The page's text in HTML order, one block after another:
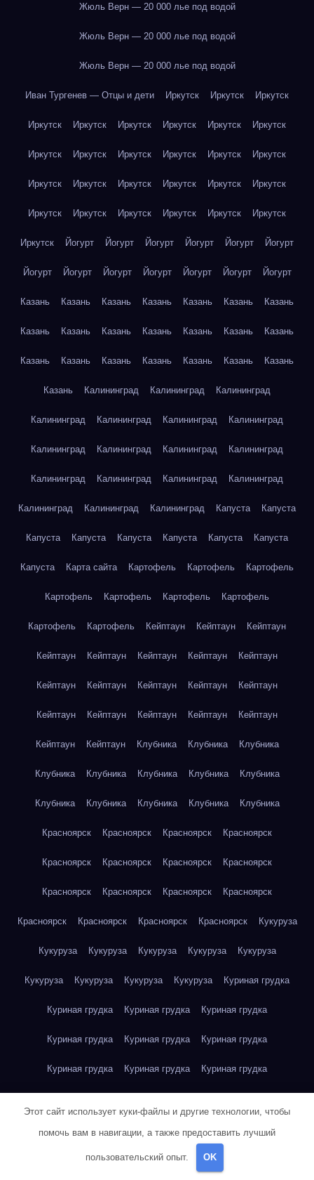
Жюль Верн — 20 000 лье под водой
Жюль Верн — 20 000 лье под водой
Жюль Верн — 20 000 лье под водой
Иван Тургенев — Отцы и дети Иркутск Иркутск Иркутск
Иркутск Иркутск Иркутск Иркутск Иркутск Иркутск
Иркутск Иркутск Иркутск Иркутск Иркутск Иркутск
Иркутск Иркутск Иркутск Иркутск Иркутск Иркутск
Иркутск Иркутск Иркутск Иркутск Иркутск Иркутск
Иркутск Йогурт Йогурт Йогурт Йогурт Йогурт Йогурт
Йогурт Йогурт Йогурт Йогурт Йогурт Йогурт Йогурт
Казань Казань Казань Казань Казань Казань Казань
Казань Казань Казань Казань Казань Казань Казань
Казань Казань Казань Казань Казань Казань Казань
Казань Калининград Калининград Калининград
Калининград Калининград Калининград Калининград
Калининград Калининград Калининград Калининград
Калининград Калининград Калининград Калининград
Калининград Калининград Калининград Капуста Капуста
Капуста Капуста Капуста Капуста Капуста Капуста
Капуста Карта сайта Картофель Картофель Картофель
Картофель Картофель Картофель Картофель
Картофель Картофель Кейптаун Кейптаун Кейптаун
Кейптаун Кейптаун Кейптаун Кейптаун Кейптаун
Кейптаун Кейптаун Кейптаун Кейптаун Кейптаун
Кейптаун Кейптаун Кейптаун Кейптаун Кейптаун
Кейптаун Кейптаун Клубника Клубника Клубника
Клубника Клубника Клубника Клубника Клубника
Клубника Клубника Клубника Клубника Клубника
Красноярск Красноярск Красноярск Красноярск
Красноярск Красноярск Красноярск Красноярск
Красноярск Красноярск Красноярск Красноярск
Красноярск Красноярск Красноярск Красноярск Кукуруза
Кукуруза Кукуруза Кукуруза Кукуруза Кукуруза
Кукуруза Кукуруза Кукуруза Кукуруза Куриная грудка
Куриная грудка Куриная грудка Куриная грудка
Куриная грудка Куриная грудка Куриная грудка
Куриная грудка Куриная грудка Куриная грудка
Куриное яйцо
Куриное яйцо Куриное яйцо Куриное яйцо
Этот сайт использует куки-файлы и другие технологии, чтобы
помочь вам в навигации, а также предоставить лучший
пользовательский опыт. OK